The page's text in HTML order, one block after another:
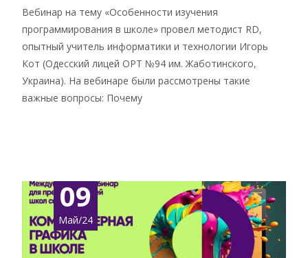
Вебинар на тему «Особенности изучения
программирования в школе» провел методист RD,
опытный учитель информатики и технологии Игорь
Кот (Одесский лицей ОРТ №94 им. Жаботинского,
Украина). На вебинаре были рассмотрены такие
важные вопросы: Почему
09
Май/24